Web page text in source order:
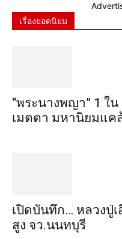
เรื่องยอดนิยม
“พระ​นาง​พญา” 1 ใ
เมตตา​ มหา​นิยม​แค
เปิดบันทึก… หลวงปู่
สูง​ จว.นนทบุรี